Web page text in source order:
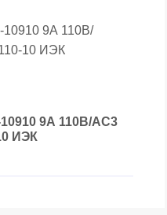
9А 110В/АС3
ИЭК